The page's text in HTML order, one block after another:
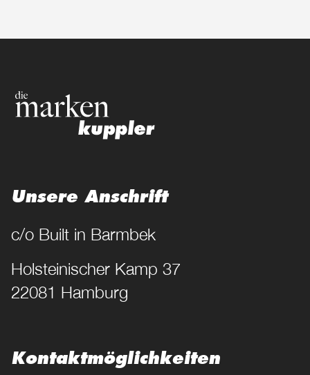
Unsere Anschrift
c/o Built in Barmbek
Holsteinischer Kamp 37
22081 Hamburg
Kontakt­möglichkeiten